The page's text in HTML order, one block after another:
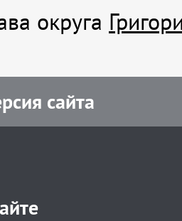
округа
сайта